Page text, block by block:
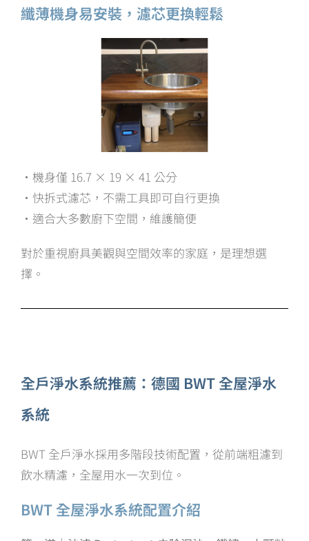
纖薄機身易安裝，濾芯更換輕鬆
・機身僅 16.7 × 19 × 41 公分
・快拆式濾芯，不需工具即可自行更換
・適合大多數廚下空間，維護簡便
對於重視廚具美觀與空間效率的家庭，是理想選
擇。
全戶淨水系統推薦：德國 BWT 全屋淨水
系統
BWT 全戶淨水採用多階段技術配置，從前端粗濾到
飲水精濾，全屋用水一次到位。
BWT 全屋淨水系統配置介紹